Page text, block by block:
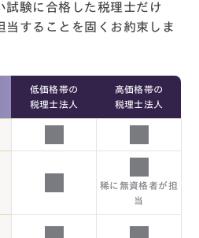
試験に合格した税理士だけ
当することを固くお約束しま
低価格帯の
税理士法人
高価格帯の
税理士法人
稀に無資格者が担
当